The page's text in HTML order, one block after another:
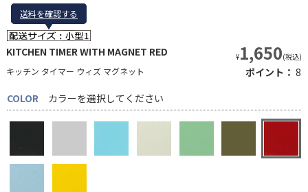
送料を確認する
送料を確認する
KITCHEN TIMER WITH MAGNET RED
キッチン タイマー ウィズ マグネット
¥1,650(税込)
ポイント： 8
COLOR
カラーを選択してください